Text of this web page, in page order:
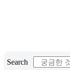
건
Search